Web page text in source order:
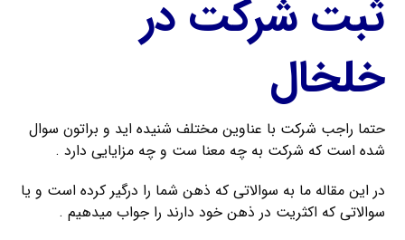
ثبت شرکت در
خلخال
حتما راجب شرکت با عناوین مختلف شنیده اید و براتون سوال
شده است که شرکت به چه معنا ست و چه مزایایی دارد .
در این مقاله ما به سوالاتی که ذهن شما را درگیر کرده است و یا
سوالاتی که اکثریت در ذهن خود دارند را جواب میدهیم .